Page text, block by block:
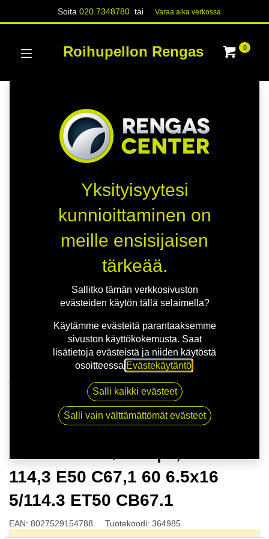
Soita020 7348780 tai Varaa aika verk​​​​ossa
Roihupellon Rengas 0
MSW 79 BLK/POL | 6,5X16 5-114,3 E50 C67,1 60
6.5x16 5/114.3 ET50 CB67.1
114,3 E50 C67,1 60 6.5x16
5/114.3 ET50 CB67.1
EAN: 8027529154788 Tuotekoodi: 364985
Yksityisyytesi
kunnioittaminen on
meille ensisijaisen
tärkeää.
Sallitko tämän verkkosivuston
evästeiden käytön tällä selaimella?
Käytämme evästeitä parantaaksemme
sivuston käyttökokemusta. Saat
lisätietoja evästeistä ja niiden käytöstä
osoitteessa Evästekäytäntö
Salli kaikki evästeet
Salli vain välttämättömät evästeet